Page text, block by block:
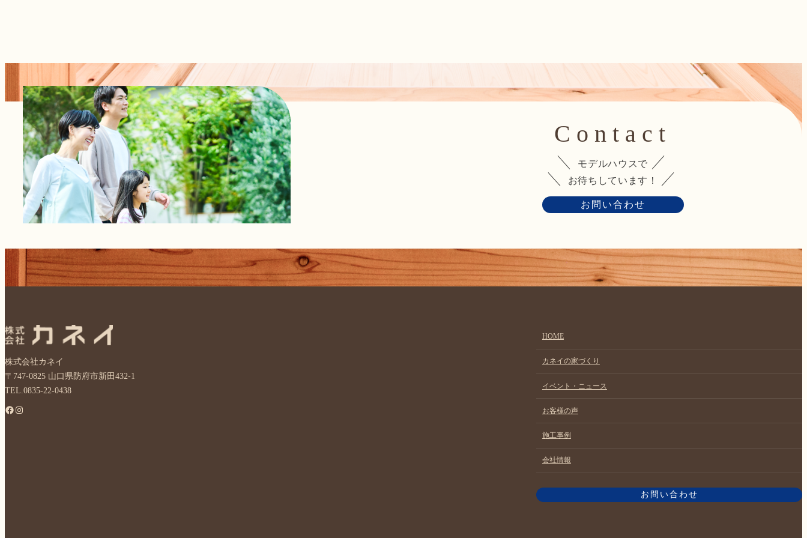
Contact
モデルハウスで
お待ちしています！
お問い合わせ
株式会社カネイ
〒747-0825 山口県防府市新田432-1
TEL.0835-22-0438
Facebook Instagram
HOME
カネイの家づくり
イベント・ニュース
お客様の声
施工事例
会社情報
お問い合わせ